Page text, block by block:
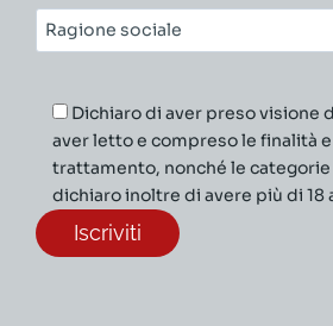
Ragione
sociale*
Dichiaro di aver preso visione
aver letto e compreso le finalità
trattamento, nonché le
dichiaro inoltre di avere più di 18